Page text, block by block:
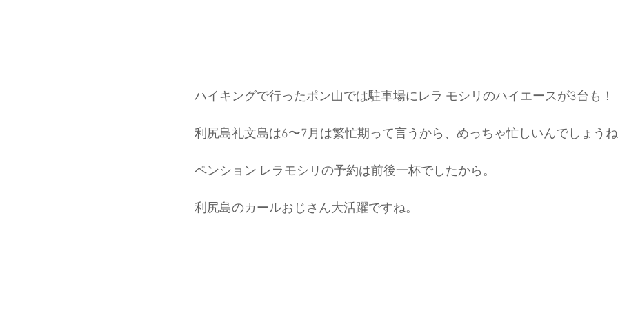
ハイキングで行ったポン山では駐車場にレラ モシリのハイエースが3台も！
利尻島礼文島は6〜7月は繁忙期って言うから、めっちゃ忙しいんでしょう
ペンション レラモシリの予約は前後一杯でしたから。
利尻島のカールおじさん大活躍ですね。